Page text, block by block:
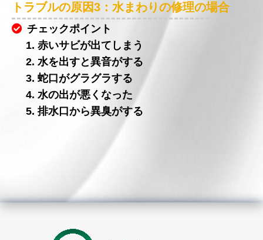
トラブルの原因3：水まわりの修理の場合
チェックポイント
1. 赤いサビが出てしまう
2. 水を出すと異音がする
3. 蛇口がグラグラする
4. 水の出が悪くなった
5. 排水口から異臭がする